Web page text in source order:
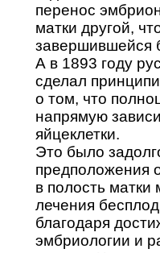
перенос
матки другой,
завершившейся
А в 1893 году
сделал
о том, что
напрямую
яйцеклетки.
Это было
предположения
в полость
лечения
благодаря
эмбриологии и